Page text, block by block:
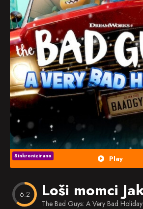
Popularno
Nasumično
Favorites
Play
Sinkronizirano
6.2
The Bad Guys: A Very Bad Holiday